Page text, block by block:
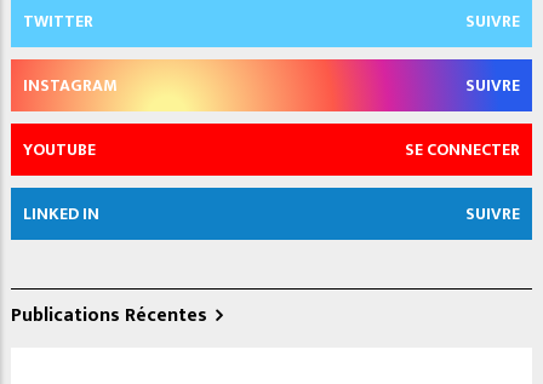
TWITTER SUIVRE
INSTAGRAM SUIVRE
YOUTUBE SE CONNECTER
LINKED IN SUIVRE
Publications Récentes